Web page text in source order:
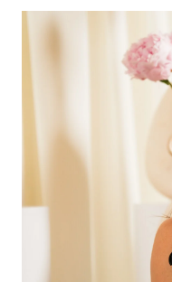
MODA & LJEPOTA